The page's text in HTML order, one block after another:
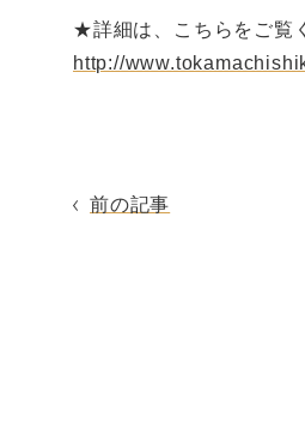
★詳細は、こちらをご覧
http://
前の記事